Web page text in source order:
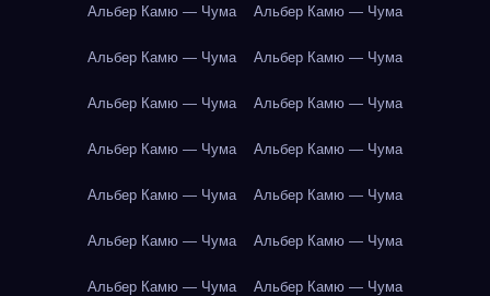
Альбер Камю — Чума Альбер Камю — Чума
Альбер Камю — Чума Альбер Камю — Чума
Альбер Камю — Чума Альбер Камю — Чума
Альбер Камю — Чума Альбер Камю — Чума
Альбер Камю — Чума Альбер Камю — Чума
Альбер Камю — Чума Альбер Камю — Чума
Альбер Камю — Чума Альбер Камю — Чума